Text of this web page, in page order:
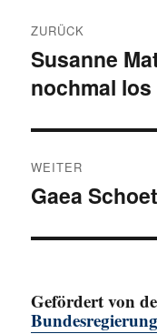
ZURÜCK
Vorheriger
Beitrag:
Susanne
nochmal los
WEITER
Nächster
Gaea
Gefördert von